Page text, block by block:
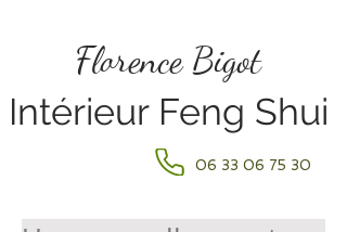
Florence Bigot
Intérieur Feng Shui
06 33 06 75 30